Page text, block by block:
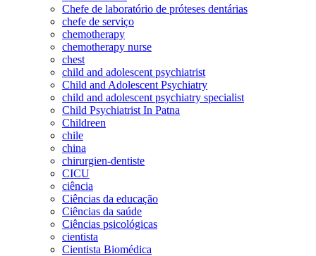
Chefe de laboratório de próteses dentárias
chefe de serviço
chemotherapy
chemotherapy nurse
chest
child and adolescent psychiatrist
Child and Adolescent Psychiatry
child and adolescent psychiatry specialist
Child Psychiatrist In Patna
Childreen
chile
china
chirurgien-dentiste
CICU
ciência
Ciências da educação
Ciências da saúde
Ciências psicológicas
cientista
Cientista Biomédica